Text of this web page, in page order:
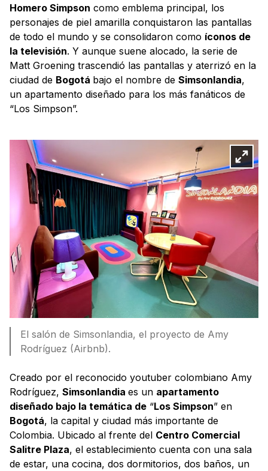
Homero Simpson como emblema principal, los
personajes de piel amarilla conquistaron las pantallas
de todo el mundo y se consolidaron como íconos de
la televisión. Y aunque suene alocado, la serie de
Matt Groening trascendió las pantallas y aterrizó en la
ciudad de Bogotá bajo el nombre de Simsonlandia,
un apartamento diseñado para los más fanáticos de
“Los Simpson”.
El salón de Simsonlandia, el proyecto de Amy
Rodríguez (Airbnb).
Creado por el reconocido youtuber colombiano Amy
Rodríguez, Simsonlandia es un apartamento
diseñado bajo la temática de “Los Simpson” en
Bogotá, la capital y ciudad más importante de
Colombia. Ubicado al frente del Centro Comercial
Salitre Plaza, el establecimiento cuenta con una sala
de estar, una cocina, dos dormitorios, dos baños, un